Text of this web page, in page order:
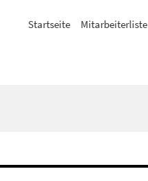
Startseite Mitarbeiterliste